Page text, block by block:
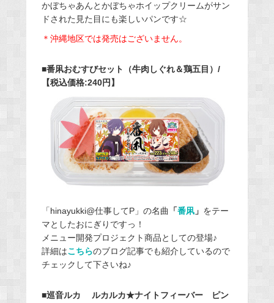
かぼちゃあんとかぼちゃホイップクリームがサン
ドされた見た目にも楽しいパンです☆
＊沖縄地区では発売はございません。
■番凩おむすびセット（牛肉しぐれ＆鶏五目）/
【税込価格:240円】
「hinayukki@仕事してP」の名曲 「番凩」 をテー
マとしたおにぎりですっ！
メニュー開発プロジェクト商品としての登場♪
詳細はこちらのブログ記事でも紹介しているので
チェックして下さいね♪
■巡音ルカ ルカルカ★ナイトフィーバー ピン